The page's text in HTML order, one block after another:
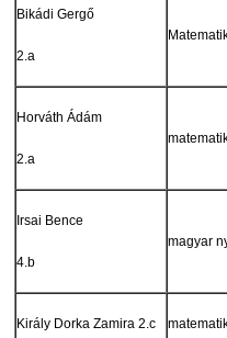
Bikádi Gergő
2.a
Horváth Ádám
2.a
Irsai Bence
4.b
magyar
Király Dorka Zamira 2.c